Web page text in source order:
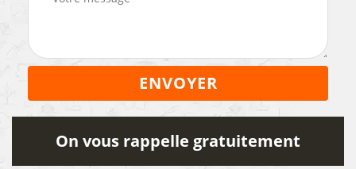
On vous rappelle gratuitement